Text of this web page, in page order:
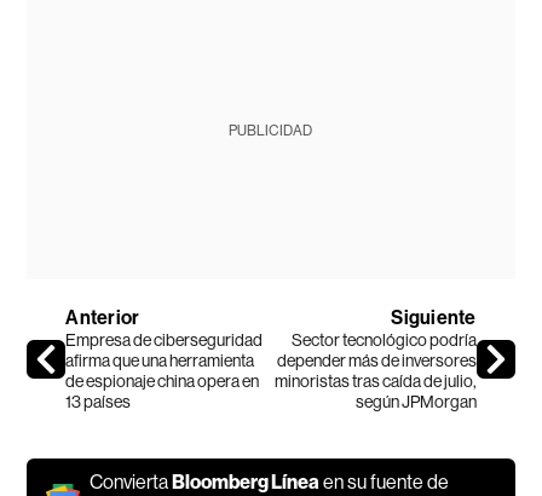
PUBLICIDAD
Anterior
Empresa de ciberseguridad
afirma que una herramienta
de espionaje china opera en
13 países
Siguiente
Sector tecnológico podría
depender más de inversores
minoristas tras caída de julio,
según JPMorgan
ConviertaBloomberg Líneaen su fuente de